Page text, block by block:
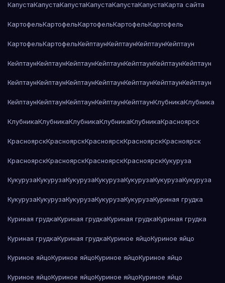
КапустаКапустаКапустаКапустаКапустаКапустаКарта сайта
КартофельКартофельКартофельКартофельКартофель
КартофельКартофельКейптаунКейптаунКейптаунКейптаун
КейптаунКейптаунКейптаунКейптаунКейптаунКейптаунКейптаун
КейптаунКейптаунКейптаунКейптаунКейптаунКейптаунКейптаун
КейптаунКейптаунКейптаунКейптаунКейптаунКлубникаКлубника
КлубникаКлубникаКлубникаКлубникаКлубникаКрасноярск
КрасноярскКрасноярскКрасноярскКрасноярскКрасноярск
КрасноярскКрасноярскКрасноярскКрасноярскКукуруза
КукурузаКукурузаКукурузаКукурузаКукурузаКукурузаКукуруза
КукурузаКукурузаКукурузаКукурузаКукурузаКуриная грудка
Куриная грудкаКуриная грудкаКуриная грудкаКуриная грудка
Куриная грудкаКуриная грудкаКуриное яйцоКуриное яйцо
Куриное яйцоКуриное яйцоКуриное яйцоКуриное яйцо
Куриное яйцоКуриное яйцоКуриное яйцоКуриное яйцо